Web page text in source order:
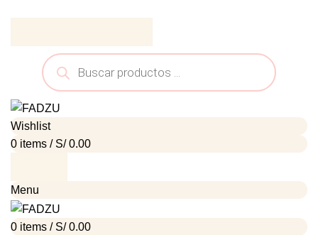
Wishlist
0 items / S/0.00
Menu
0 items / S/0.00